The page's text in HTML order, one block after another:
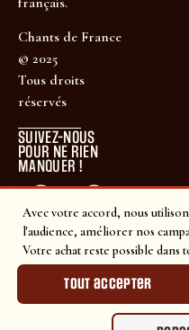
Avec votre accord, nous
l'audience, améliorer nos
Votre achat reste possible dans
Tout accepter
Chants de France
© 2025
Tous droits
réservés
SUIVEZ-NOUS
POUR NE RIEN
MANQUER !